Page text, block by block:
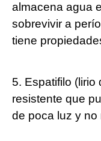
almacena agua
sobrevivir a
tiene
5. Espatifilo (lirio
resistente que
de poca luz y no